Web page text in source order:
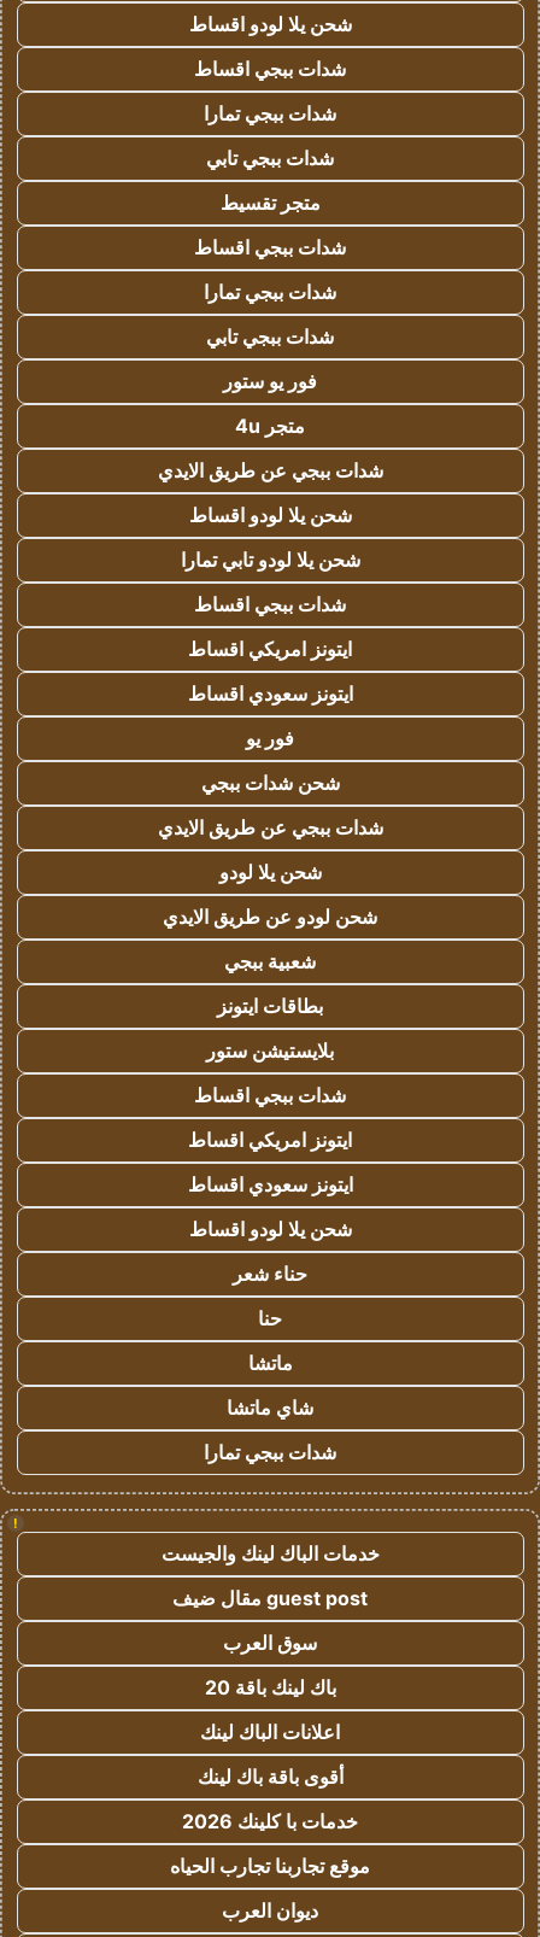
شحن يلا لودو اقساط
شدات ببجي اقساط
شدات ببجي تمارا
شدات ببجي تابي
متجر تقسيط
شدات ببجي اقساط
شدات ببجي تمارا
شدات ببجي تابي
فور يو ستور
متجر 4u
شدات ببجي عن طريق الايدي
شحن يلا لودو اقساط
شحن يلا لودو تابي تمارا
شدات ببجي اقساط
ايتونز امريكي اقساط
ايتونز سعودي اقساط
فور يو
شحن شدات ببجي
شدات ببجي عن طريق الايدي
شحن يلا لودو
شحن لودو عن طريق الايدي
شعبية ببجي
بطاقات ايتونز
بلايستيشن ستور
شدات ببجي اقساط
ايتونز امريكي اقساط
ايتونز سعودي اقساط
شحن يلا لودو اقساط
حناء شعر
حنا
ماتشا
شاي ماتشا
شدات ببجي تمارا
!
خدمات الباك لينك والجيست
guest post مقال ضيف
سوق العرب
باك لينك باقة 20
اعلانات الباك لينك
أقوى باقة باك لينك
خدمات با كلينك 2026
موقع تجاربنا تجارب الحياه
ديوان العرب